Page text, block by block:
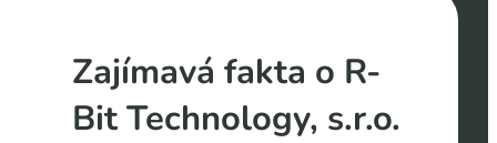
Zajímavá fakta o R-
Bit Technology, s.r.o.